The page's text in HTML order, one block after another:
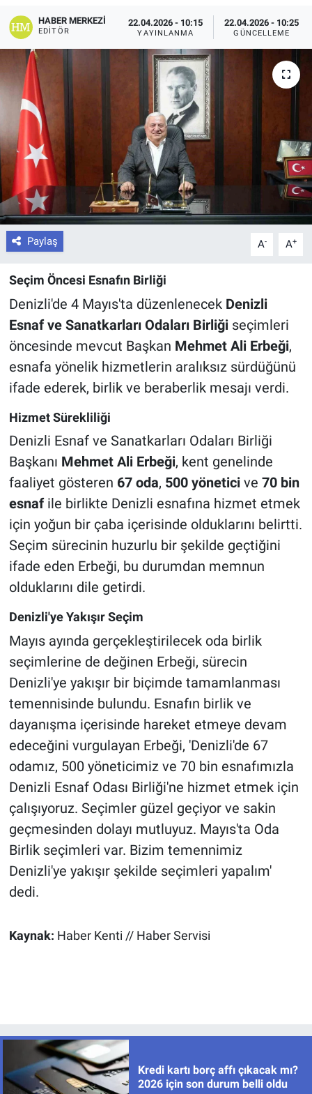
HABER MERKEZI
EDITÖR
22.04.2026 - 10:15
YAYINLANMA
22.04.2026 - 10:25
GÜNCELLEME
Paylaş A- A+
Seçim Öncesi Esnafın Birliği
Denizli'de 4 Mayıs'ta düzenlenecek Denizli
Esnaf ve Sanatkarları Odaları Birliğiseçimleri
öncesinde mevcut Başkan Mehmet Ali Erbeği,
esnafa yönelik hizmetlerin aralıksız sürdüğünü
ifade ederek, birlik ve beraberlik mesajı verdi.
Hizmet Sürekliliği
Denizli Esnaf ve Sanatkarları Odaları Birliği
Başkanı Mehmet Ali Erbeği, kent genelinde
faaliyet gösteren 67 oda, 500 yöneticive 70 bin
esnafile birlikte Denizli esnafına hizmet etmek
için yoğun bir çaba içerisinde olduklarını belirtti.
Seçim sürecinin huzurlu bir şekilde geçtiğini
ifade eden Erbeği, bu durumdan memnun
olduklarını dile getirdi.
Denizli'ye Yakışır Seçim
Mayıs ayında gerçekleştirilecek oda birlik
seçimlerine de değinen Erbeği, sürecin
Denizli'ye yakışır bir biçimde tamamlanması
temennisinde bulundu. Esnafın birlik ve
dayanışma içerisinde hareket etmeye devam
edeceğini vurgulayan Erbeği, 'Denizli'de 67
odamız, 500 yöneticimiz ve 70 bin esnafımızla
Denizli Esnaf Odası Birliği'ne hizmet etmek için
çalışıyoruz. Seçimler güzel geçiyor ve sakin
geçmesinden dolayı mutluyuz. Mayıs'ta Oda
Birlik seçimleri var. Bizim temennimiz
Denizli'ye yakışır şekilde seçimleri yapalım'
dedi.
Kaynak: Haber Kenti // Haber Servisi
Kredi kartı borç affı çıkacak mı?
2026 için son durum belli oldu